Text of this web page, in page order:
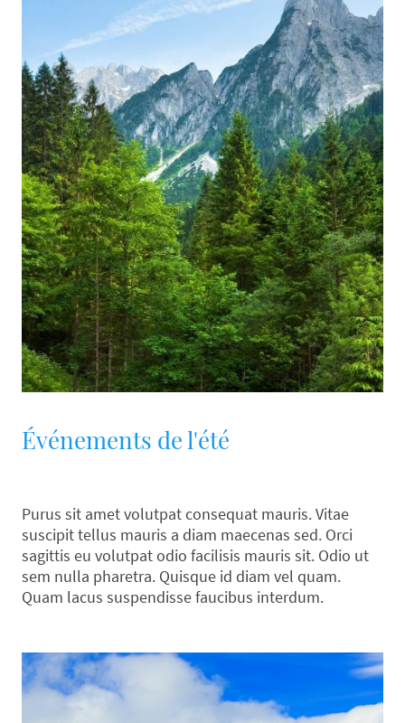
Événements de l'été
Purus sit amet volutpat consequat mauris. Vitae
suscipit tellus mauris a diam maecenas sed. Orci
sagittis eu volutpat odio facilisis mauris sit. Odio ut
sem nulla pharetra. Quisque id diam vel quam.
Quam lacus suspendisse faucibus interdum.